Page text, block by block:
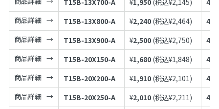
商品詳細
T15B-13X800-A ¥2,240 (税込¥2,464)
商品詳細
T15B-13X900-A ¥2,500 (税込¥2,750)
商品詳細
T15B-20X150-A ¥1,680 (税込¥1,848)
商品詳細
T15B-20X200-A ¥1,910 (税込¥2,101)
商品詳細
T15B-20X250-A ¥2,010 (税込¥2,211)